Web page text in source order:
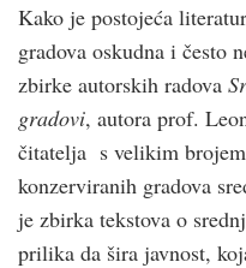
Kako je postojeća
gradova oskudna i često
zbirke autorskih radova
gradovi, autora prof.
čitatelja s velikim
konzerviranih gradova
je zbirka tekstova o
prilika da šira javnost,